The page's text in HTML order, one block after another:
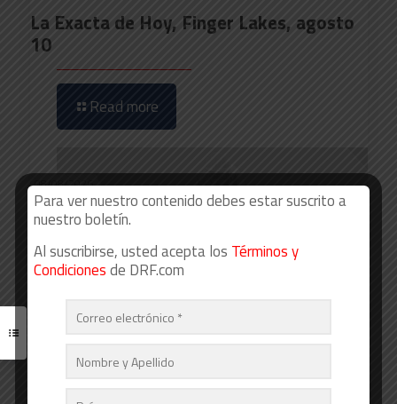
La Exacta de Hoy, Finger Lakes, agosto
10
Read more
08/08/2026
Para ver nuestro contenido debes estar suscrito a
nuestro boletín.
Al suscribirse, usted acepta los Términos y
Condicionesde DRF.com